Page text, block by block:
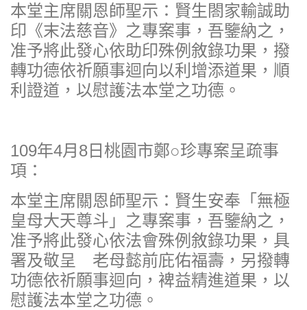
本堂主席關恩師聖示：賢生閤家輸誠助
印《末法慈音》之專案事，吾鑒納之，
准予將此發心依助印殊例敘錄功果，撥
轉功德依祈願事迴向以利增添道果，順
利證道，以慰護法本堂之功德。
109年4月8日桃園市鄭○珍專案呈疏事
項：
本堂主席關恩師聖示：賢生安奉「無極
皇母大天尊斗」之專案事，吾鑒納之，
准予將此發心依法會殊例敘錄功果，具
署及敬呈 老母懿前庇佑福壽，另撥轉
功德依祈願事迴向，裨益精進道果，以
慰護法本堂之功德。